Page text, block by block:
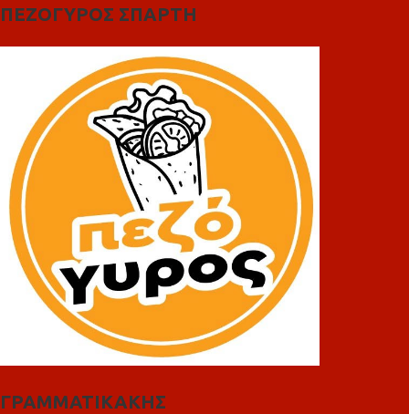
ΠΕΖΟΓΥΡΟΣ ΣΠΑΡΤΗ
ΓΡΑΜΜΑΤΙΚΑΚΗΣ